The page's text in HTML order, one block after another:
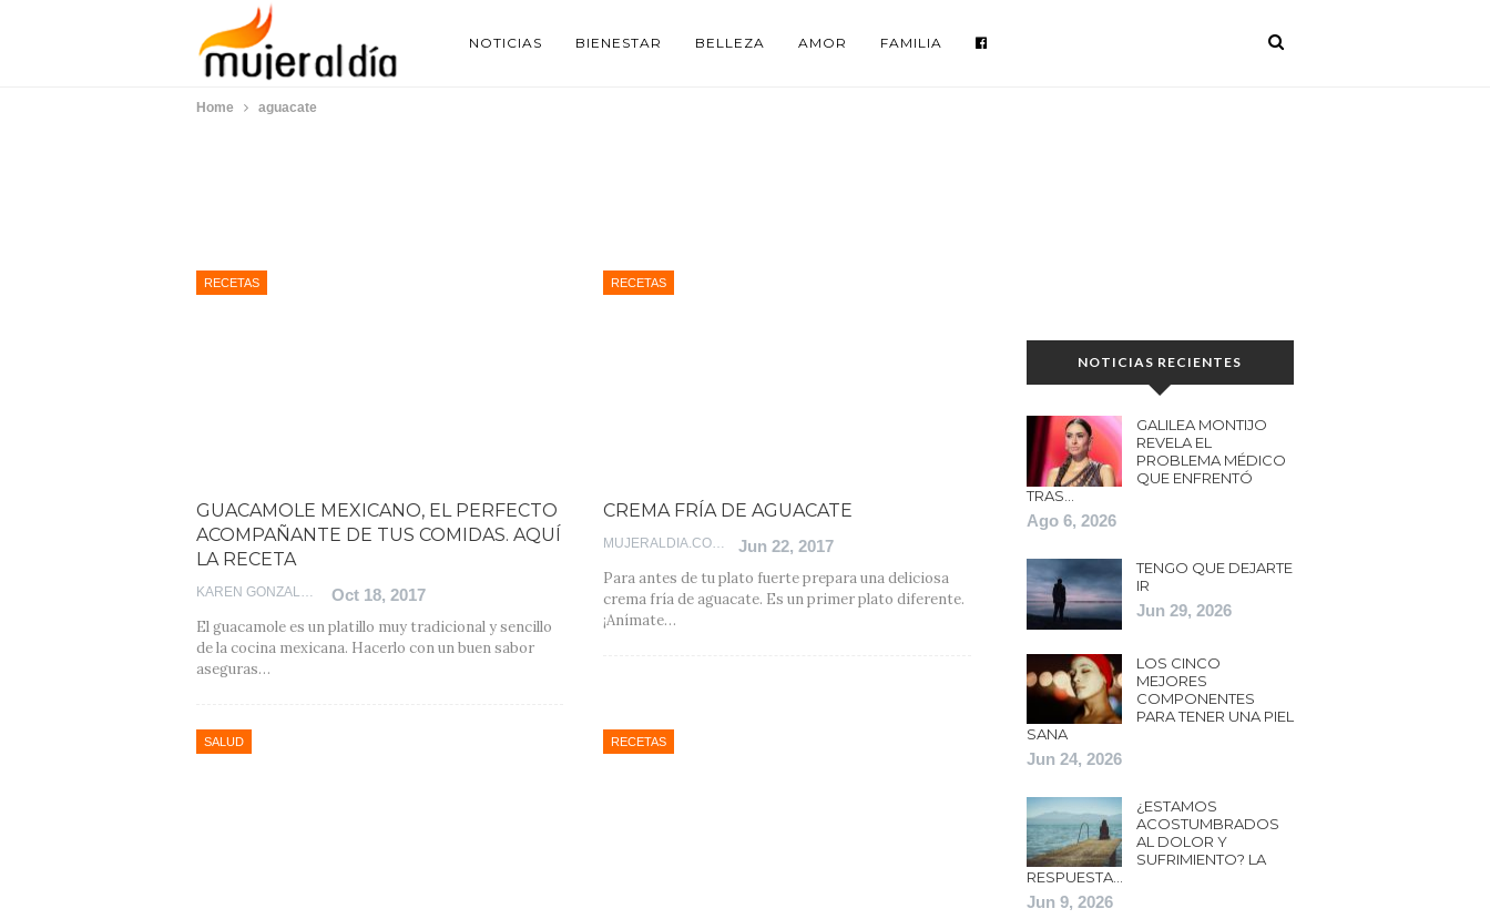
NOTICIAS BIENESTAR BELLEZA AMOR FAMILIA
Home aguacate
RECETAS
GUACAMOLE MEXICANO, EL PERFECTO
ACOMPAÑANTE DE TUS COMIDAS. AQUÍ
LA RECETA
Oct 18, 2017
El guacamole es un platillo muy tradicional y sencillo
de la cocina mexicana. Hacerlo con un buen sabor
aseguras…
RECETAS
CREMA FRÍA DE AGUACATE
Jun 22, 2017
Para antes de tu plato fuerte prepara una deliciosa
crema fría de aguacate. Es un primer plato diferente.
¡Anímate…
SALUD RECETAS
NOTICIAS RECIENTES
GALILEA MONTIJO
REVELA EL
PROBLEMA MÉDICO
QUE ENFRENTÓ
TRAS…
Ago 6, 2026
TENGO QUE DEJARTE
IR
Jun 29, 2026
LOS CINCO
MEJORES
COMPONENTES
PARA TENER UNA PIEL
SANA
Jun 24, 2026
¿ESTAMOS
ACOSTUMBRADOS
AL DOLOR Y
SUFRIMIENTO? LA
RESPUESTA…
Jun 9, 2026